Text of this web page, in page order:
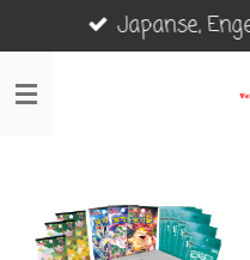
direct
naar
Japanse,